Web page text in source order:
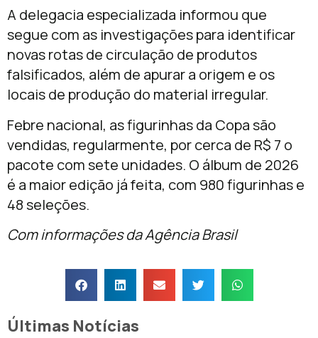
A delegacia especializada informou que
segue com as investigações para identificar
novas rotas de circulação de produtos
falsificados, além de apurar a origem e os
locais de produção do material irregular.
Febre nacional, as figurinhas da Copa são
vendidas, regularmente, por cerca de R$ 7 o
pacote com sete unidades. O álbum de 2026
é a maior edição já feita, com 980 figurinhas e
48 seleções.
Com informações da Agência Brasil
Últimas Notícias